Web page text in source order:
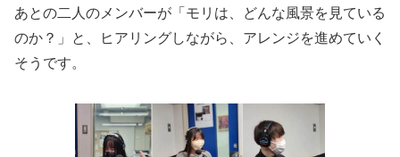
あとの二人のメンバーが「モリは、どんな風景を見ている
のか？」と、ヒアリングしながら、アレンジを進めていく
そうです。